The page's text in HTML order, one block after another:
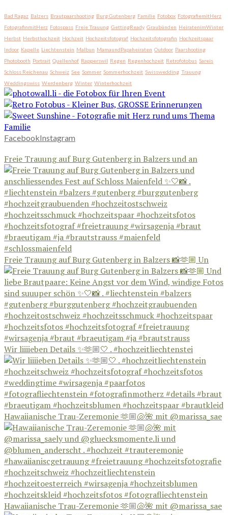
Bad Ragaz Balzers Brautpaarshooting Burg Gutenberg Familie Fotobox FotografiemitHerz
FotografinmitHerz Fotospass Freie Trauung GettingReady Graubünden HeiratenimWinter
Herbst Herbsthochzeit Hochzeit Hochzeitsfotograf Hochzeitsfotografin Hochzeitspaar
Indoor Kapelle Liechtenstein Malbun MamaundPapaheiraten Outdoor Paarshooting
Photobooth Portrait Quellenhof Rapperswil Regen Regenhochzeit Retrofotobus Sareis
Schloss Reichenau Schweiz See Sommer Sommerhochzeit Swisswedding Trauung
Weddingswiss Werdenberg Winter Winterhochzeit
FacebookInstagram
Freie Trauung auf Burg Gutenberg in Balzers und an
Freie Trauung auf Burg Gutenberg in Balzers 📸🫶🏼 Un
Wir liiiieben Details ✨🫶🏼🤍 . #hochzeitliechtenstei
Hawaiianische Trau-Zeremonie 🫶🏼🐚🌺 mit @marissa_sae
Hawaiianische Trau-Zeremonie 🫶🏼🐚🌺 mit @marissa_sae